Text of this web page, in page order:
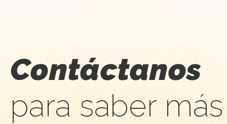
Contáctanos
para saber más